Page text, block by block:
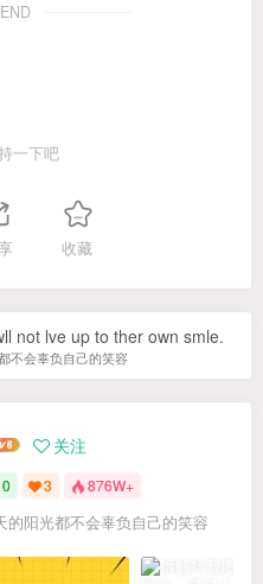
一下吧
收藏
not lve up to ther own smle.
不会辜负自己的笑容
关注
0 3 876W+
的阳光都不会辜负自己的笑容